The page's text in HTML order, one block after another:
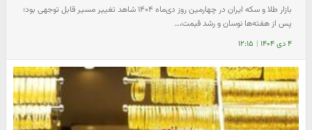
بازار طلا و سکه ایران در چهارمین روز دی‌ماه ۱۴۰۴ شاهد تغییر مسیر قابل توجهی بود؛
پس از هفته‌ها نوسان و رشد قیمت،…
۴ دی ۱۴۰۴ | ۱۲:۱۵